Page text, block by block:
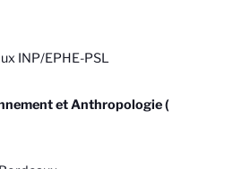
INP/EPHE-PSL
et Anthropologie (